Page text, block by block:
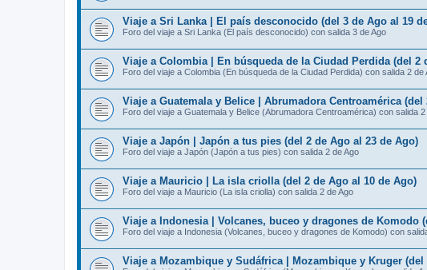
Viaje a Sri Lanka | El país desconocido (del 3 de Ago al 19
Foro del viaje a Sri Lanka (El país desconocido) con salida 3 de Ago
Viaje a Colombia | En búsqueda de la Ciudad Perdida (del 2
Foro del viaje a Colombia (En búsqueda de la Ciudad Perdida) con salida 2 de
Viaje a Guatemala y Belice | Abrumadora Centroamérica (del
Foro del viaje a Guatemala y Belice (Abrumadora Centroamérica) con salida 2
Viaje a Japón | Japón a tus pies (del 2 de Ago al 23 de Ago)
Foro del viaje a Japón (Japón a tus pies) con salida 2 de Ago
Viaje a Mauricio | La isla criolla (del 2 de Ago al 10 de Ago)
Foro del viaje a Mauricio (La isla criolla) con salida 2 de Ago
Viaje a Indonesia | Volcanes, buceo y dragones de Komodo
Foro del viaje a Indonesia (Volcanes, buceo y dragones de Komodo) con
Viaje a Mozambique y Sudáfrica | Mozambique y Kruger (del